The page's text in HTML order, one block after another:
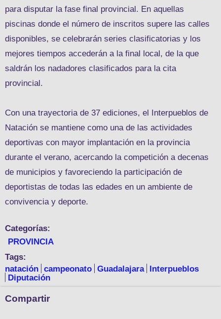
para disputar la fase final provincial. En aquellas
piscinas donde el número de inscritos supere las calles
disponibles, se celebrarán series clasificatorias y los
mejores tiempos accederán a la final local, de la que
saldrán los nadadores clasificados para la cita
provincial.
Con una trayectoria de 37 ediciones, el Interpueblos de
Natación se mantiene como una de las actividades
deportivas con mayor implantación en la provincia
durante el verano, acercando la competición a decenas
de municipios y favoreciendo la participación de
deportistas de todas las edades en un ambiente de
convivencia y deporte.
Categorías:
PROVINCIA
Tags:
natación campeonato Guadalajara
Interpueblos
Diputación
Compartir